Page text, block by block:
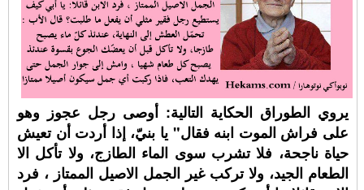
يروي الطوراق الحكاية التالية: أوصى رجل عجوز وهو
على فراش الموت ابنه فقال" يا بنيّ، إذا أردت أن تعيش
حياة ناجحة، فلا تشرب سوى الماء الطازج، ولا تأكل الا
الطعام الجيد، ولا تركب غير الجمل الاصيل الممتاز ، فرد